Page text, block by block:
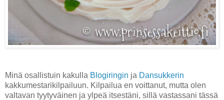
Minä osallistuin kakulla Blogiringin ja Dansukkerin
kakkumestarikilpailuun. Kilpailua en voittanut, mutta olen
valtavan tyytyväinen ja ylpeä itsestäni, sillä vastassani tässä